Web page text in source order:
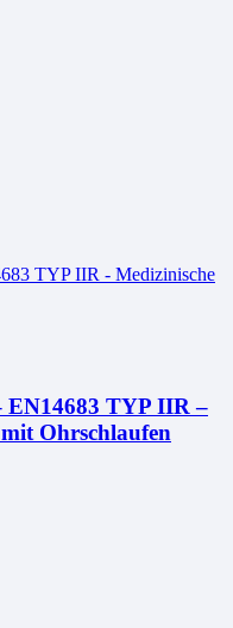
EN14683 TYP IIR –
Ohrschlaufen